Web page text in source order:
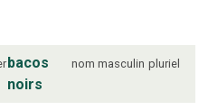
bacos
noirs
nom masculin pluriel